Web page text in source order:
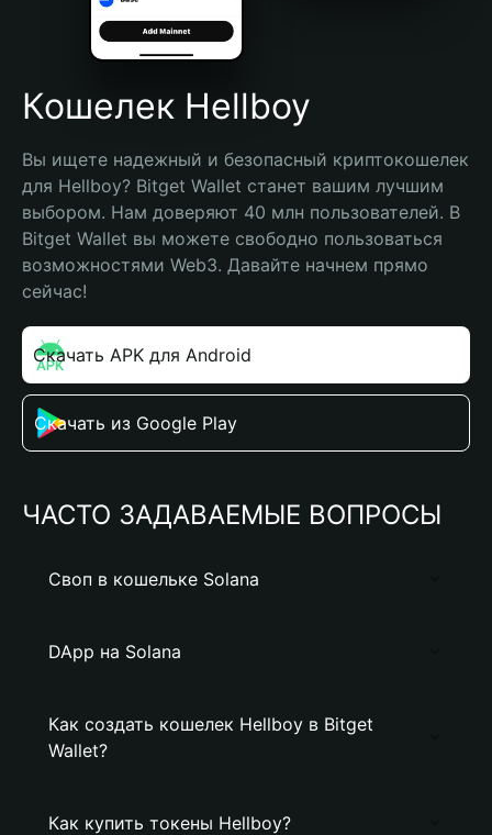
Português (Brasil)
Español (Argentina)
Кошелек Hellboy
Вы ищете надежный и безопасный криптокошелек
для Hellboy? Bitget Wallet станет вашим лучшим
выбором. Нам доверяют 40 млн пользователей. В
Bitget Wallet вы можете свободно пользоваться
возможностями Web3. Давайте начнем прямо
сейчас!
Скачать APK для Android
Скачать из Google Play
ЧАСТО ЗАДАВАЕМЫЕ ВОПРОСЫ
Своп в кошельке Solana
DApp на Solana
Как создать кошелек Hellboy в Bitget
Wallet?
Как купить токены Hellboy?